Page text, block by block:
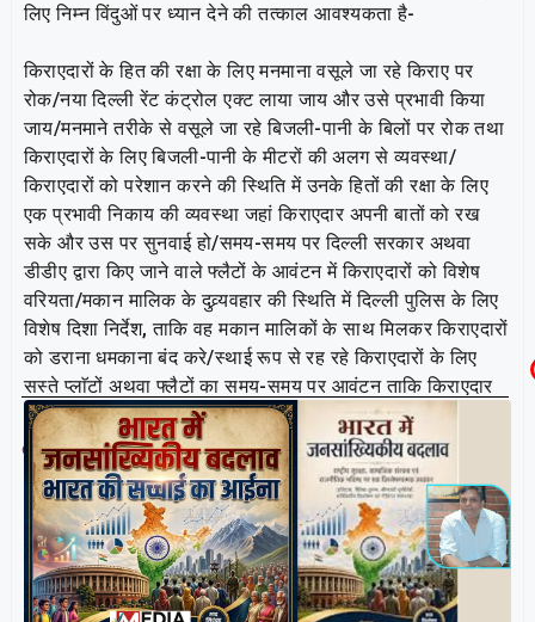
लिए निम्न विंदुओं पर ध्यान देने की तत्काल आवश्यकता है-
किराएदारों के हित की रक्षा के लिए मनमाना वसूले जा रहे किराए पर
रोक/नया दिल्ली रेंट कंट्रोल एक्ट लाया जाय और उसे प्रभावी किया
जाय/मनमाने तरीके से वसूले जा रहे बिजली-पानी के बिलों पर रोक तथा
किराएदारों के लिए बिजली-पानी के मीटरों की अलग से व्यवस्था/
किराएदारों को परेशान करने की स्थिति में उनके हितों की रक्षा के लिए
एक प्रभावी निकाय की व्यवस्था जहां किराएदार अपनी बातों को रख
सके और उस पर सुनवाई हो/समय-समय पर दिल्ली सरकार अथवा
डीडीए द्वारा किए जाने वाले फ्लैटों के आवंटन में किराएदारों को विशेष
वरियता/मकान मालिक के दुव्र्यवहार की स्थिति में दिल्ली पुलिस के लिए
विशेष दिशा निर्देश, ताकि वह मकान मालिकों के साथ मिलकर किराएदारों
को डराना धमकाना बंद करे/स्थाई रूप से रह रहे किराएदारों के लिए
सस्ते प्लाॅटों अथवा फ्लैटों का समय-समय पर आवंटन ताकि किराएदार
भी अपना मकान बना सके।
Related Post